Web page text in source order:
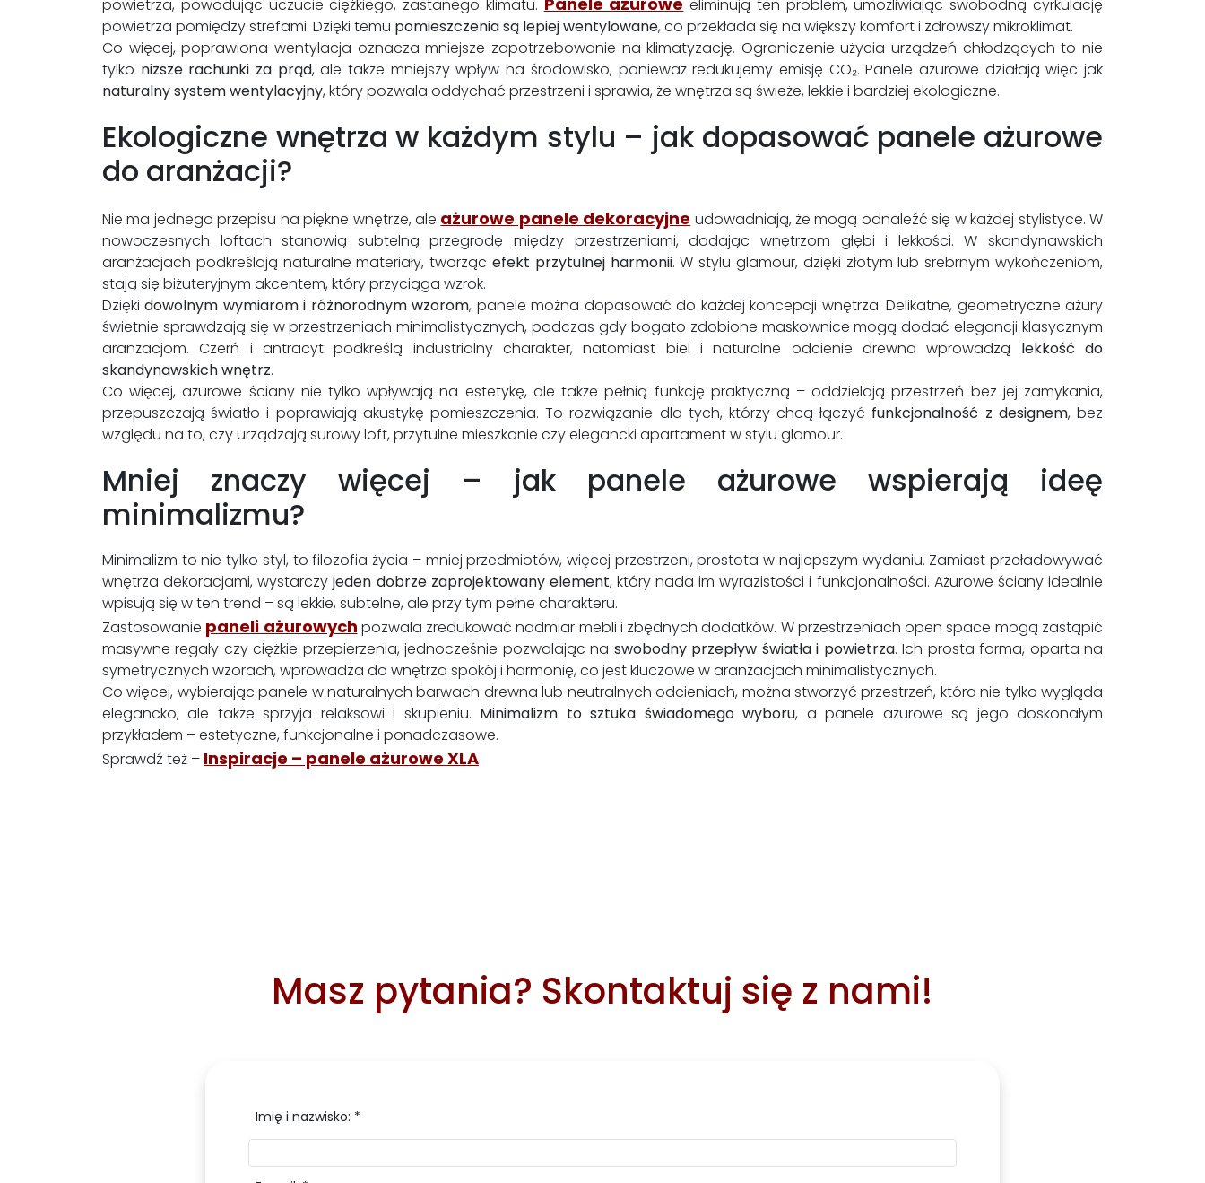
powietrza, powodując uczucie ciężkiego, zastanego klimatu.
eliminują ten problem, umożliwiając swobodną cyrkulację
powietrza pomiędzy strefami. Dzięki temu pomieszczenia są lepiej wentylowane, co przekłada się na większy komfort i zdrowszy mikroklimat.
Co więcej, poprawiona wentylacja oznacza mniejsze zapotrzebowanie na klimatyzację. Ograniczenie użycia urządzeń chłodzących to nie
tylko niższe rachunki za prąd, ale także mniejszy wpływ na środowisko, ponieważ redukujemy emisję CO₂. Panele ażurowe działają więc jak
naturalny system wentylacyjny, który pozwala oddychać przestrzeni i sprawia, że wnętrza są świeże, lekkie i bardziej ekologiczne.
Ekologiczne wnętrza w każdym stylu – jak dopasować panele ażurowe
do aranżacji?
Nie ma jednego przepisu na piękne wnętrze, ale ażurowe panele dekoracyjne udowadniają, że mogą odnaleźć się w każdej stylistyce. W
nowoczesnych loftach stanowią subtelną przegrodę między przestrzeniami, dodając wnętrzom głębi i lekkości. W skandynawskich
aranżacjach podkreślają naturalne materiały, tworząc efekt przytulnej harmonii. W stylu glamour, dzięki złotym lub srebrnym wykończeniom,
stają się biżuteryjnym akcentem, który przyciąga wzrok.
Dziękidowolnym wymiarom i różnorodnym wzorom, panele można dopasować do każdej koncepcji wnętrza. Delikatne, geometryczne ażury
świetnie sprawdzają się w przestrzeniach minimalistycznych, podczas gdy bogato zdobione maskownice mogą dodać elegancji klasycznym
aranżacjom. Czerń i antracyt podkreślą industrialny charakter, natomiast biel i naturalne odcienie drewna wprowadzą lekkość do
skandynawskich wnętrz.
Co więcej, ażurowe ściany nie tylko wpływają na estetykę, ale także pełnią funkcję praktyczną – oddzielają przestrzeń bez jej zamykania,
przepuszczają światło i poprawiają akustykę pomieszczenia. To rozwiązanie dla tych, którzy chcą łączyć funkcjonalność z designem, bez
względu na to, czy urządzają surowy loft, przytulne mieszkanie czy elegancki apartament w stylu glamour.
Mniej znaczy więcej – jak panele ażurowe wspierają ideę
minimalizmu?
Minimalizm to nie tylko styl, to filozofia życia – mniej przedmiotów, więcej przestrzeni, prostota w najlepszym wydaniu. Zamiast przeładowywać
wnętrza dekoracjami, wystarczyjeden dobrze zaprojektowany element, który nada im wyrazistości i funkcjonalności. Ażurowe ściany idealnie
wpisują się w ten trend – są lekkie, subtelne, ale przy tym pełne charakteru.
Zastosowanie paneli ażurowych pozwala zredukować nadmiar mebli i zbędnych dodatków. W przestrzeniach open space mogą zastąpić
masywne regały czy ciężkie przepierzenia, jednocześnie pozwalając na swobodny przepływ światła i powietrza. Ich prosta forma, oparta na
symetrycznych wzorach, wprowadza do wnętrza spokój i harmonię, co jest kluczowe w aranżacjach minimalistycznych.
Co więcej, wybierając panele w naturalnych barwach drewna lub neutralnych odcieniach, można stworzyć przestrzeń, która nie tylko wygląda
elegancko, ale także sprzyja relaksowi i skupieniu. Minimalizm to sztuka świadomego wyboru, a panele ażurowe są jego doskonałym
przykładem – estetyczne, funkcjonalne i ponadczasowe.
Sprawdź też – Inspiracje – panele ażurowe XLA
Masz pytania? Skontaktuj się z nami!
Imię i nazwisko: *